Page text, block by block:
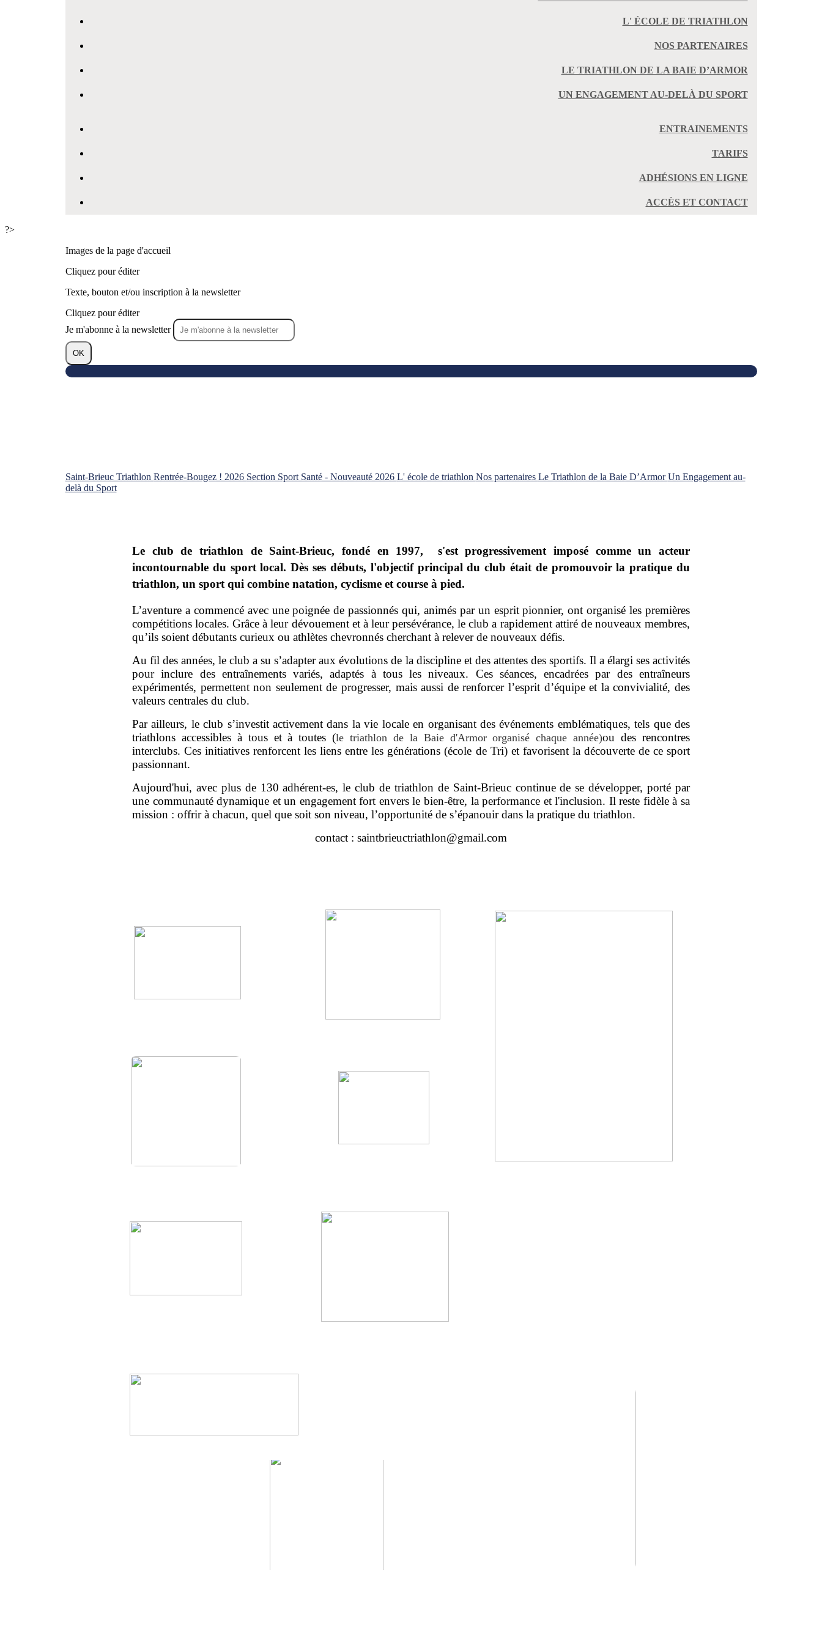
L' ÉCOLE DE TRIATHLON
NOS PARTENAIRES
LE TRIATHLON DE LA BAIE D’ARMOR
UN ENGAGEMENT AU-DELÀ DU SPORT
ENTRAINEMENTS
TARIFS
ADHÉSIONS EN LIGNE
ACCÈS ET CONTACT
?>
Images de la page d'accueil
Cliquez pour éditer
Texte, bouton et/ou inscription à la newsletter
Cliquez pour éditer
Je m'abonne à la newsletter
OK
Saint-Brieuc Triathlon Rentrée-Bougez ! 2026 Section Sport Santé - Nouveauté 2026 L' école de triathlon Nos partenaires Le Triathlon de la Baie D’ArmorUn Engagement au-
delà du Sport
Le club de triathlon de Saint-Brieuc, fondé en 1997, s'est progressivement imposé comme un acteur
incontournable du sport local. Dès ses débuts, l'objectif principal du club était de promouvoir la pratique du
triathlon, un sport qui combine natation, cyclisme et course à pied.
L’aventure a commencé avec une poignée de passionnés qui, animés par un esprit pionnier, ont organisé les premières
compétitions locales. Grâce à leur dévouement et à leur persévérance, le club a rapidement attiré de nouveaux membres,
qu’ils soient débutants curieux ou athlètes chevronnés cherchant à relever de nouveaux défis.
Au fil des années, le club a su s’adapter aux évolutions de la discipline et des attentes des sportifs. Il a élargi ses activités
pour inclure des entraînements variés, adaptés à tous les niveaux. Ces séances, encadrées par des entraîneurs
expérimentés, permettent non seulement de progresser, mais aussi de renforcer l’esprit d’équipe et la convivialité, des
valeurs centrales du club.
Par ailleurs, le club s’investit activement dans la vie locale en organisant des événements emblématiques, tels que des
triathlons accessibles à tous et à toutes (le triathlon de la Baie d'Armor organisé chaque année)ou des rencontres
interclubs. Ces initiatives renforcent les liens entre les générations (école de Tri) et favorisent la découverte de ce sport
passionnant.
Aujourd'hui, avec plus de 130 adhérent-es, le club de triathlon de Saint-Brieuc continue de se développer, porté par
une communauté dynamique et un engagement fort envers le bien-être, la performance et l'inclusion. Il reste fidèle à sa
mission : offrir à chacun, quel que soit son niveau, l’opportunité de s’épanouir dans la pratique du triathlon.
contact : saintbrieuctriathlon@gmail.com